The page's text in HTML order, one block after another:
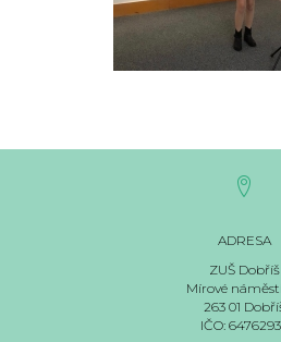
ADRESA
ZUŠ Dobříš
Mírové
263 01
IČO: